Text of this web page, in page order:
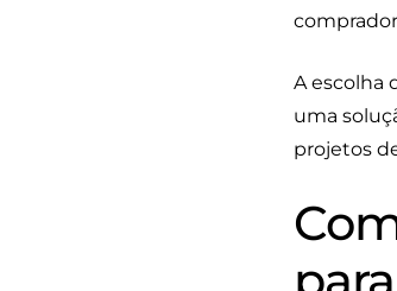
A escolha
uma
projetos